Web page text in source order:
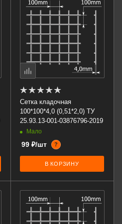
Сетка кладочная
100*100*4,0 (0,51*2,0) ТУ
25.93.13-001-03876796-2019
Мало
99 ₽/шт ?
В КОРЗИНУ